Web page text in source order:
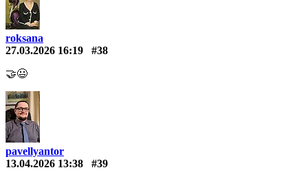
roksana
27.03.2026 16:19
#38
🤝😃
pavellyantor
13.04.2026 13:38
#39